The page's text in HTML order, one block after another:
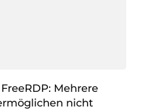
Mehrere
nicht